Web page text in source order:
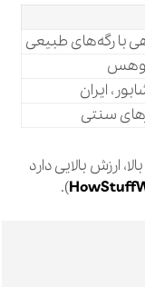
با رگه‌های طبیعی
ایران
سنتی
ارزش بالایی دارد
).